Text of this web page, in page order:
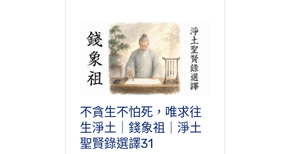
不貪生不怕死，唯求往
生淨土｜錢象祖｜淨土
聖賢錄選譯31